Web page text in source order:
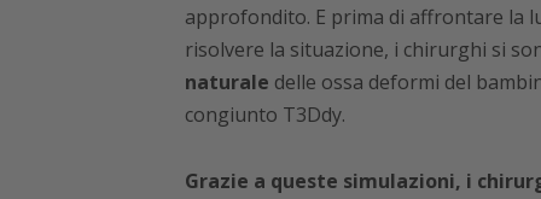
approfondito. E prima di affrontare la
risolvere la situazione, i chirurghi si
naturale delle ossa deformi del
congiunto T3Ddy.
Grazie a queste simulazioni, i